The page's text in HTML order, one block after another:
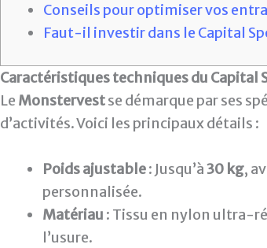
Conseils pour optimiser vos
Faut-il investir dans le Capital
Caractéristiques techniques du Capital
Le Monstervestse démarque par ses
d’activités. Voici les principaux détails :
Poids ajustable: Jusqu’à30 kg,
personnalisée.
Matériau : Tissu en nylon ultra-
l’usure.